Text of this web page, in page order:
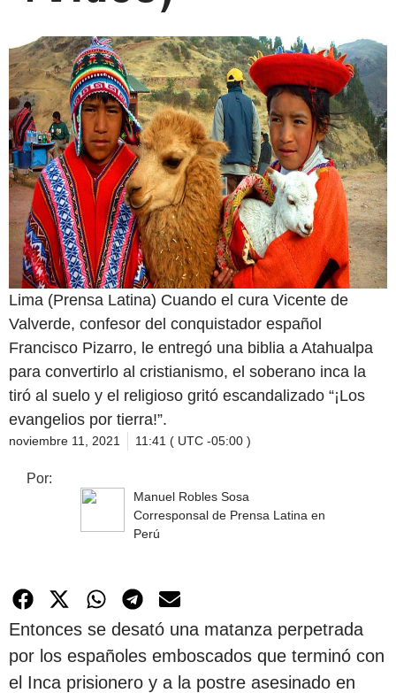
Lima (Prensa Latina) Cuando el cura Vicente de
Valverde, confesor del conquistador español
Francisco Pizarro, le entregó una biblia a Atahualpa
para convertirlo al cristianismo, el soberano inca la
tiró al suelo y el religioso gritó escandalizado “¡Los
evangelios por tierra!”.
noviembre 11, 2021 11:41 ( UTC -05:00 )
Por:
Manuel Robles Sosa
Corresponsal de Prensa Latina en
Perú
Entonces se desató una matanza perpetrada
por los españoles emboscados que terminó con
el Inca prisionero y a la postre asesinado en